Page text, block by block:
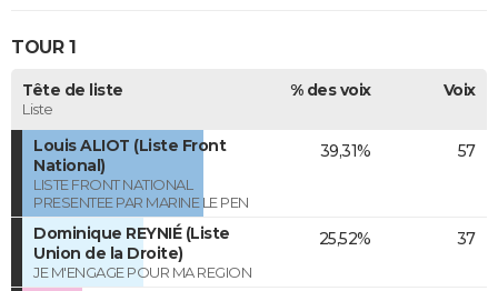
TOUR 1
Tête de liste
Liste
% des voix Voix
Louis ALIOT (Liste Front
National)
LISTE FRONT NATIONAL
PRESENTEE PAR MARINE LE PEN
39,31% 57
Dominique REYNIÉ (Liste
Union de la Droite)
JE M'ENGAGE POUR MA REGION
25,52% 37